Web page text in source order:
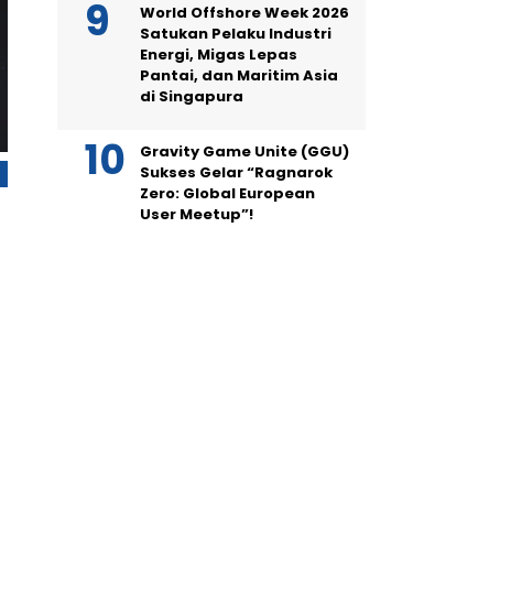
World Offshore Week 2026
Satukan Pelaku Industri
Energi, Migas Lepas
Pantai, dan Maritim Asia
di Singapura
Gravity Game Unite (GGU)
Sukses Gelar “Ragnarok
Zero: Global European
User Meetup”!